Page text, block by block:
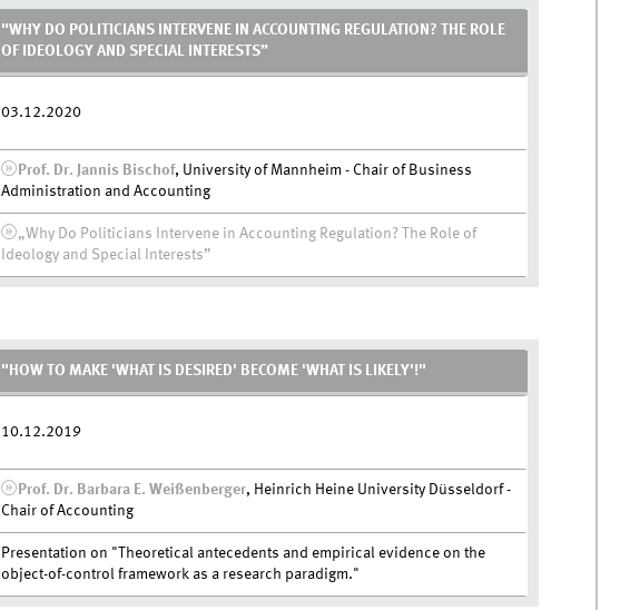
"WHY DO POLITICIANS INTERVENE IN ACCOUNTING REGULATION? THE ROLE
OF IDEOLOGY AND SPECIAL INTERESTS”
03.12.2020
Prof. Dr. Jannis Bischof, University of Mannheim - Chair of Business
Administration and Accounting
„Why Do Politicians Intervene in Accounting Regulation? The Role of
Ideology and Special Interests”
"HOW TO MAKE 'WHAT IS DESIRED' BECOME 'WHAT IS LIKELY'!"
10.12.2019
Prof. Dr. Barbara E. Weißenberger, Heinrich Heine University Düsseldorf -
Chair of Accounting
Presentation on "Theoretical antecedents and empirical evidence on the
object-of-control framework as a research paradigm."